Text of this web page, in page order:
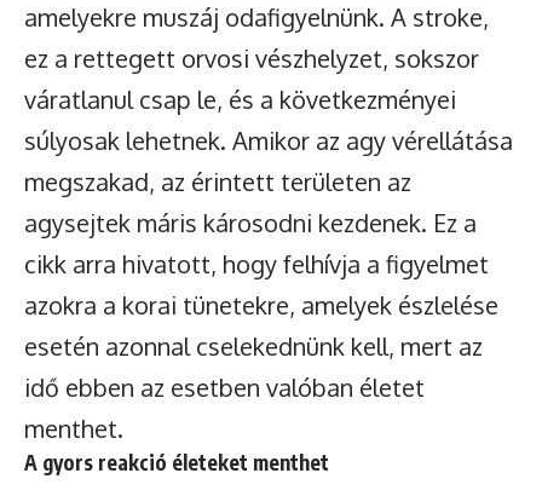
amelyekre muszáj odafigyelnünk. A stroke,
ez a rettegett orvosi vészhelyzet, sokszor
váratlanul csap le, és a következményei
súlyosak lehetnek. Amikor az agy vérellátása
megszakad, az érintett területen az
agysejtek máris károsodni kezdenek. Ez a
cikk arra hivatott, hogy felhívja a figyelmet
azokra a korai tünetekre, amelyek észlelése
esetén azonnal cselekednünk kell, mert az
idő ebben az esetben valóban életet
menthet.
A gyors reakció életeket menthet